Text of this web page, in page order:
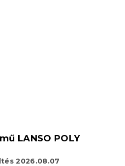
LANSO POLY
2026.08.07